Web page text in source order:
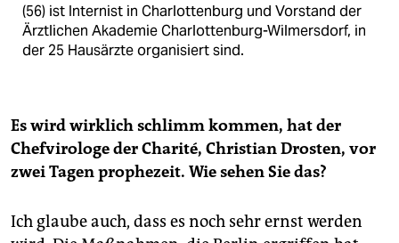
(56) ist Internist in Charlottenburg und Vorstand der
Ärztlichen Akademie Charlottenburg-Wilmersdorf, in
der 25 Hausärzte organisiert sind.
Es wird wirklich schlimm kommen, hat der
Chefvirologe der Charité, Christian Drosten, vor
zwei Tagen prophezeit. Wie sehen Sie das?
Ich glaube auch, dass es noch sehr ernst werden